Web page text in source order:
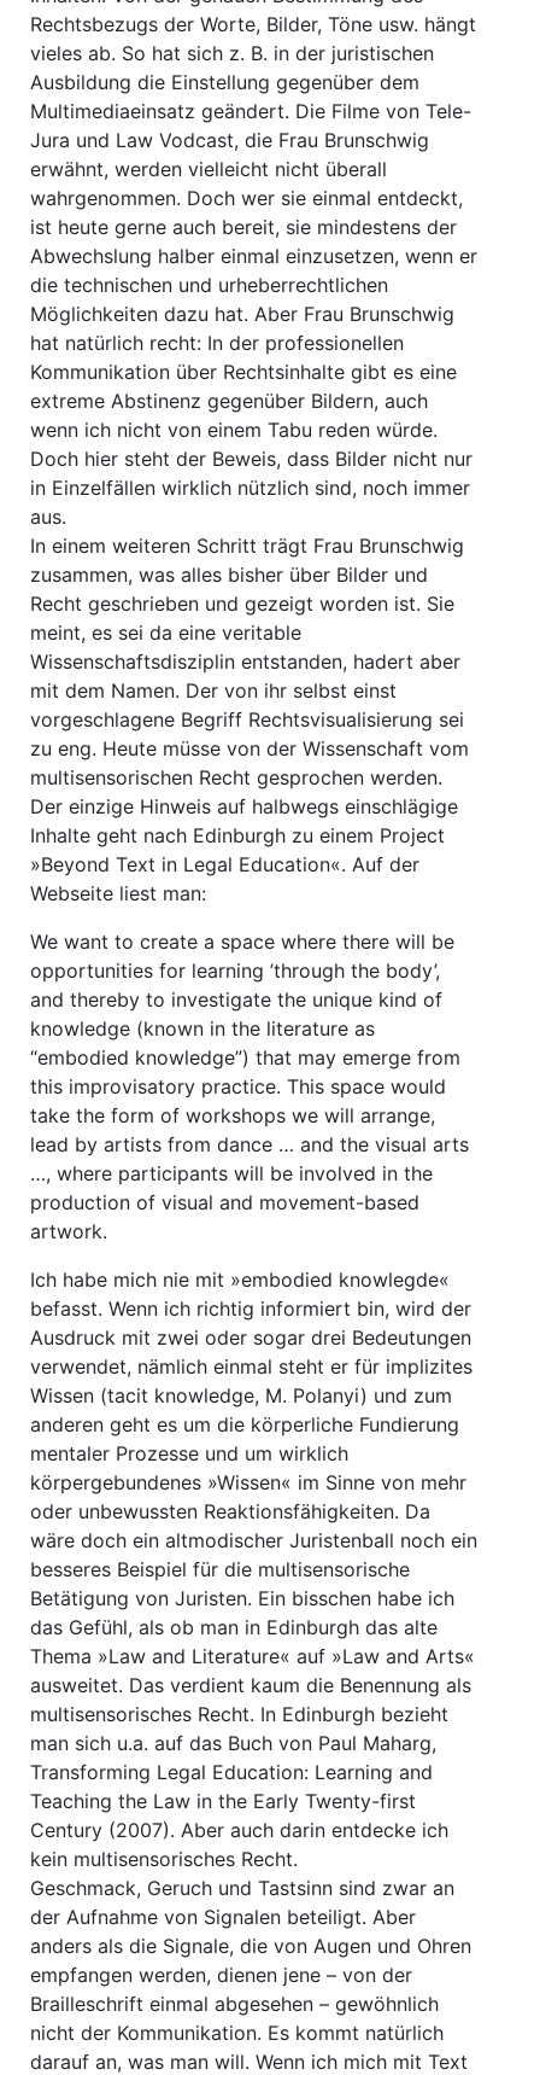
Rechtsbezugs der Worte, Bilder, Töne usw. hängt
vieles ab. So hat sich z. B. in der juristischen
Ausbildung die Einstellung gegenüber dem
Multimediaeinsatz geändert. Die Filme von Tele-
Jura und Law Vodcast, die Frau Brunschwig
erwähnt, werden vielleicht nicht überall
wahrgenommen. Doch wer sie einmal entdeckt,
ist heute gerne auch bereit, sie mindestens der
Abwechslung halber einmal einzusetzen, wenn er
die technischen und urheberrechtlichen
Möglichkeiten dazu hat. Aber Frau Brunschwig
hat natürlich recht: In der professionellen
Kommunikation über Rechtsinhalte gibt es eine
extreme Abstinenz gegenüber Bildern, auch
wenn ich nicht von einem Tabu reden würde.
Doch hier steht der Beweis, dass Bilder nicht nur
in Einzelfällen wirklich nützlich sind, noch immer
aus.
In einem weiteren Schritt trägt Frau Brunschwig
zusammen, was alles bisher über Bilder und
Recht geschrieben und gezeigt worden ist. Sie
meint, es sei da eine veritable
Wissenschaftsdisziplin entstanden, hadert aber
mit dem Namen. Der von ihr selbst einst
vorgeschlagene Begriff Rechtsvisualisierung sei
zu eng. Heute müsse von der Wissenschaft vom
multisensorischen Recht gesprochen werden.
Der einzige Hinweis auf halbwegs einschlägige
Inhalte geht nach Edinburgh zu einem Project
»Beyond Text in Legal Education«. Auf der
Webseite liest man:
We want to create a space where there will be
opportunities for learning ’through the body’,
and thereby to investigate the unique kind of
knowledge (known in the literature as
“embodied knowledge”) that may emerge from
this improvisatory practice. This space would
take the form of workshops we will arrange,
lead by artists from dance … and the visual arts
…, where participants will be involved in the
production of visual and movement-based
artwork.
Ich habe mich nie mit »embodied knowlegde«
befasst. Wenn ich richtig informiert bin, wird der
Ausdruck mit zwei oder sogar drei Bedeutungen
verwendet, nämlich einmal steht er für implizites
Wissen (tacit knowledge, M. Polanyi) und zum
anderen geht es um die körperliche Fundierung
mentaler Prozesse und um wirklich
körpergebundenes »Wissen« im Sinne von mehr
oder unbewussten Reaktionsfähigkeiten. Da
wäre doch ein altmodischer Juristenball noch ein
besseres Beispiel für die multisensorische
Betätigung von Juristen. Ein bisschen habe ich
das Gefühl, als ob man in Edinburgh das alte
Thema »Law and Literature« auf »Law and Arts«
ausweitet. Das verdient kaum die Benennung als
multisensorisches Recht. In Edinburgh bezieht
man sich u.a. auf das Buch von Paul Maharg,
Transforming Legal Education: Learning and
Teaching the Law in the Early Twenty-first
Century (2007). Aber auch darin entdecke ich
kein multisensorisches Recht.
Geschmack, Geruch und Tastsinn sind zwar an
der Aufnahme von Signalen beteiligt. Aber
anders als die Signale, die von Augen und Ohren
empfangen werden, dienen jene – von der
Brailleschrift einmal abgesehen – gewöhnlich
nicht der Kommunikation. Es kommt natürlich
darauf an, was man will. Wenn ich mich mit Text